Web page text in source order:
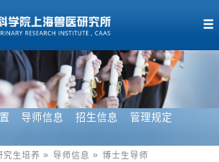
导师信息 招生信息
管理规定
究生培养 导师信息 博士生导师